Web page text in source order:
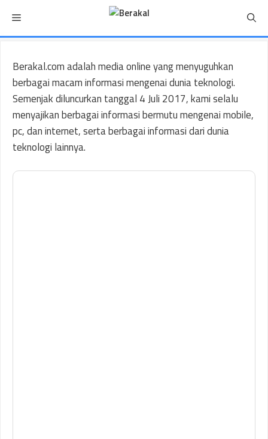
isi
Menu
Berakal.com adalah media online yang menyuguhkan
berbagai macam informasi mengenai dunia teknologi.
Semenjak diluncurkan tanggal 4 Juli 2017, kami selalu
menyajikan berbagai informasi bermutu mengenai mobile,
pc, dan internet, serta berbagai informasi dari dunia
teknologi lainnya.